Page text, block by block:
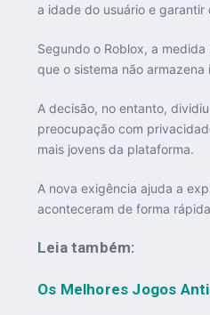
a idade do usuário e
Segundo o Roblox, a
que o sistema não
A decisão, no entanto,
preocupação com
mais jovens da plataforma.
A nova exigência ajuda a
aconteceram de forma
Leia também:
Os Melhores Jogos